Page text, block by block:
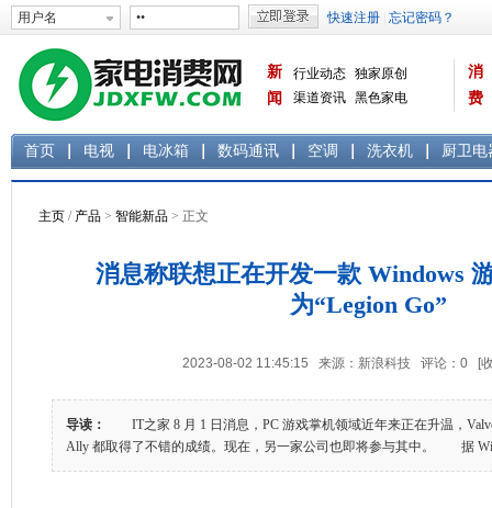
新
闻
行业动态 独家原创
渠道资讯 黑色家电
消
费
首页 电视 电冰箱 数码通讯 空调 洗衣机 厨卫电
主页 / 产品 > 智能新品 > 正文
消息称联想正在开发一款 Windows
为“Legion Go”
2023-08-02 11:45:15 来源：新浪科技 评论： 0 [
导读：
IT之家 8 月 1 日消息，PC 游戏掌机领域近年来正在升温，Valve
Ally 都取得了不错的成绩。现在，另一家公司也即将参与其中。 据